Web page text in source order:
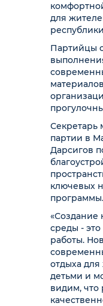
для
Партийцы
Секретарь
партии в
Дарсигов
ключевых
программы.
«Создание
среды -
работы.
отдыха
детьми и
видим, что